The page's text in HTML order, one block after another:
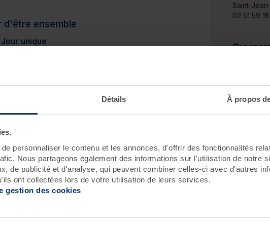
Détails À propos
personnaliser le contenu et les annonces, d'offrir des fonctionnalités
Nous partageons également des informations sur l'utilisation de notre
de publicité et d'analyse, qui peuvent combiner celles-ci avec d'autres
ont collectées lors de votre utilisation de leurs services.
gestion des cookies
d'être ensemble
unique
un éclat naturel et sublimer la peau. Grâce à
et revitalisants, ce soin procure une
et à la salle de cardio-training, offrez-vous une
de vos proches. Profitez d'une journée à votre
sont les maîtres mots. Savourez ensemble l'art de
sans culpabiliser, échangez des sourires sincères
en toute sérénité. Une invitation à renouer
dans un cadre apaisant et ressourçant.
Saint-
02 51 59
Soin
1
pour
1